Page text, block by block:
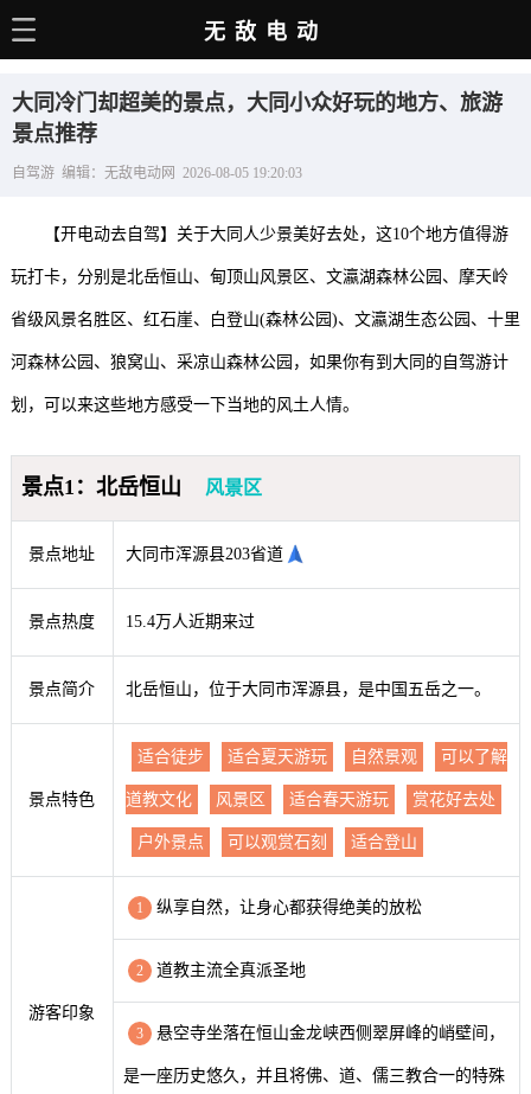
电动百科
电车资讯
电车手册
选车推荐
充电站
用车百科
经销商
无敌电动
大同冷门却超美的景点，大同小众好玩的地方、旅游
景点推荐
自驾游 编辑：无敌电动网 2026-08-05 19:20:03
【开电动去自驾】关于大同人少景美好去处，这10个地方值得游
玩打卡，分别是北岳恒山、甸顶山风景区、文瀛湖森林公园、摩天岭
省级风景名胜区、红石崖、白登山(森林公园)、文瀛湖生态公园、十里
河森林公园、狼窝山、采凉山森林公园，如果你有到大同的自驾游计
划，可以来这些地方感受一下当地的风土人情。
景点1：北岳恒山 风景区
景点地址 大同市浑源县203省道
景点热度 15.4万人近期来过
景点简介 北岳恒山，位于大同市浑源县，是中国五岳之一。
景点特色
适合徒步 适合夏天游玩 自然景观 可以了解
道教文化 风景区 适合春天游玩 赏花好去处
户外景点 可以观赏石刻 适合登山
游客印象
1 纵享自然，让身心都获得绝美的放松
2 道教主流全真派圣地
3 悬空寺坐落在恒山金龙峡西侧翠屏峰的峭壁间，
是一座历史悠久，并且将佛、道、儒三教合一的特殊